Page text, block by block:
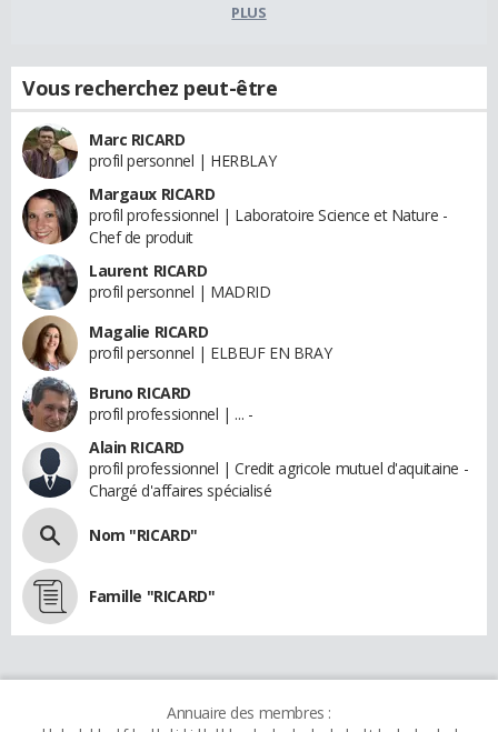
PLUS
Vous recherchez peut-être
Marc RICARD
profil personnel | HERBLAY
Margaux RICARD
profil professionnel | Laboratoire Science et Nature -
Chef de produit
Laurent RICARD
profil personnel | MADRID
Magalie RICARD
profil personnel | ELBEUF EN BRAY
Bruno RICARD
profil professionnel | ... -
Alain RICARD
profil professionnel | Credit agricole mutuel d'aquitaine -
Chargé d'affaires spécialisé
Nom "RICARD"
Famille "RICARD"
Annuaire des membres :